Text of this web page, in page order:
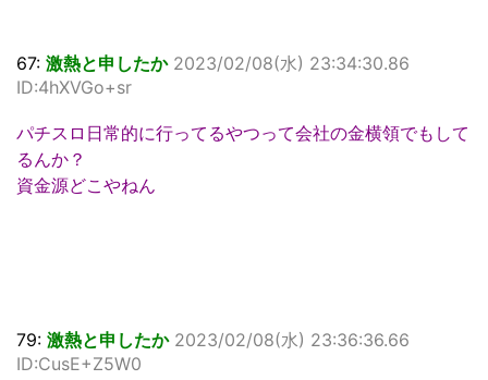
67: 激熱と申したか 2023/02/08(水) 23:34:30.86
ID:4hXVGo+sr
パチスロ日常的に行ってるやつって会社の金横領でもして
るんか？
資金源どこやねん
79: 激熱と申したか 2023/02/08(水) 23:36:36.66
ID:CusE+Z5W0